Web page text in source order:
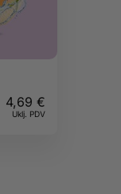
4,69 €
Uklj. PDV